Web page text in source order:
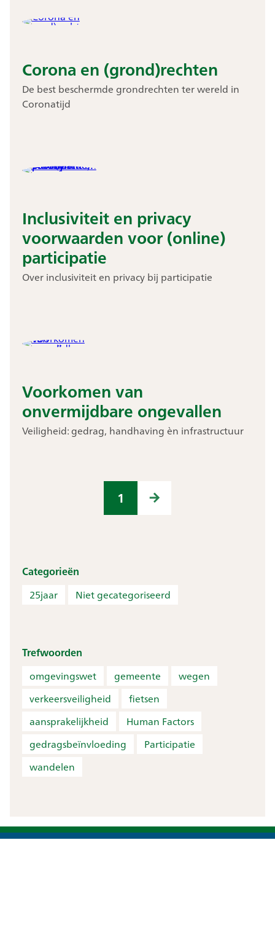
Corona en (grond)rechten
De best beschermde grondrechten ter wereld in
Coronatijd
Inclusiviteit en privacy
voorwaarden voor (online)
participatie
Over inclusiviteit en privacy bij participatie
Voorkomen van
onvermijdbare ongevallen
Veiligheid: gedrag, handhaving èn infrastructuur
1
Categorieën
25jaar
Niet gecategoriseerd
Trefwoorden
omgevingswet
gemeente
wegen
verkeersveiligheid
fietsen
aansprakelijkheid
Human Factors
gedragsbeïnvloeding
Participatie
wandelen